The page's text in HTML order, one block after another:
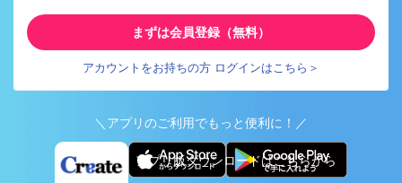
まずは会員登録（無料）
アカウントをお持ちの方 ログインはこちら＞
＼アプリのご利用でもっと便利に！／
アプリ版ダウンロードはこちらから